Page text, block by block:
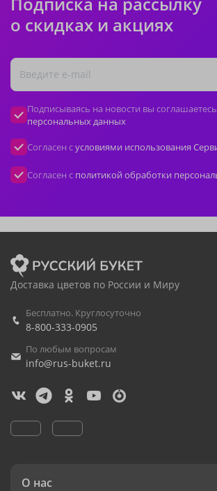
о скидках и акциях
Подписываясь на новости вы
персональных данных
Согласен сусловиями использования
Согласен с политикой обработки
Доставка цветов по России и Миру
Бесплатно. Круглосуточно
8-800-333-0905
По любым вопросам
info@rus-buket.ru
О нас